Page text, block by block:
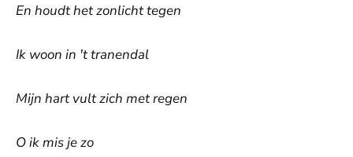
En houdt het zonlicht tegen
Ik woon in 't tranendal
Mijn hart vult zich met regen
O ik mis je zo